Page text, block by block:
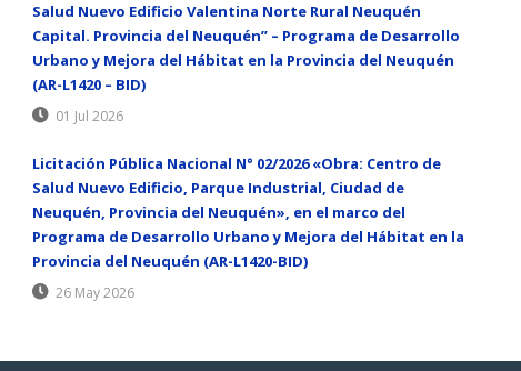
Salud Nuevo Edificio Valentina Norte Rural Neuquén
Capital. Provincia del Neuquén” – Programa de Desarrollo
Urbano y Mejora del Hábitat en la Provincia del Neuquén
(AR-L1420 – BID)
01 Jul 2026
Licitación Pública Nacional N° 02/2026 «Obra: Centro de
Salud Nuevo Edificio, Parque Industrial, Ciudad de
Neuquén, Provincia del Neuquén», en el marco del
Programa de Desarrollo Urbano y Mejora del Hábitat en la
Provincia del Neuquén (AR-L1420-BID)
26 May 2026